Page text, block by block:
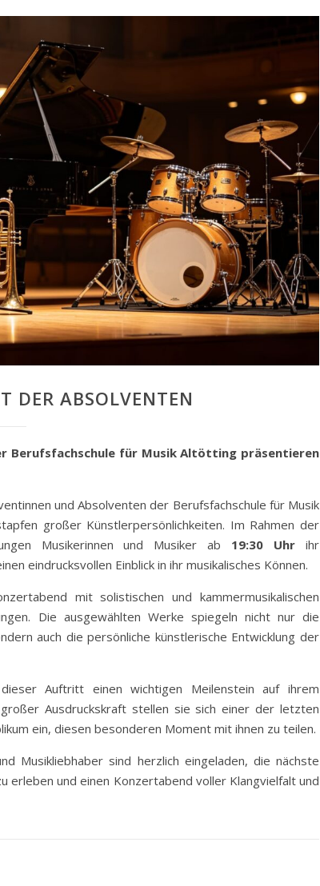
DER ABSOLVENTEN
Berufsfachschule für Musik Altötting präsentieren
und Absolventen der Berufsfachschule für Musik
großer Künstlerpersönlichkeiten. Im Rahmen der
Musikerinnen und Musiker ab 19:30 Uhr ihr
eindrucksvollen Einblick in ihr musikalisches Können.
mit solistischen und kammermusikalischen
Die ausgewählten Werke spiegeln nicht nur die
auch die persönliche künstlerische Entwicklung der
Auftritt einen wichtigen Meilenstein auf ihrem
Ausdruckskraft stellen sie sich einer der letzten
ein, diesen besonderen Moment mit ihnen zu teilen.
Musikliebhaber sind herzlich eingeladen, die nächste
erleben und einen Konzertabend voller Klangvielfalt und